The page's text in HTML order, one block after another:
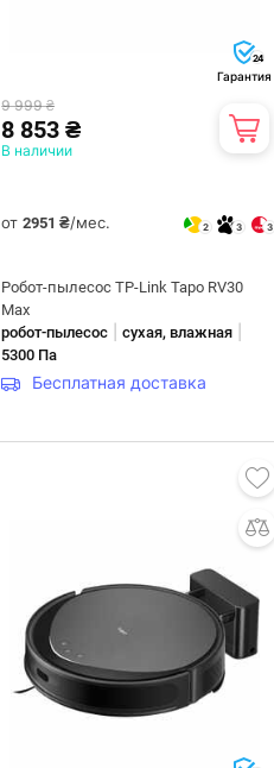
24
Гарантия
9 999 ₴
8 853 ₴
В наличии
от2951 ₴/мес. 2 3 3
Робот-пылесос TP-Link Tapo RV30
Max
робот-пылесос |сухая, влажная
5300 Па
Бесплатная доставка